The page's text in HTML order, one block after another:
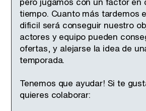
tiempo. Cuanto más tardemos
dificil será conseguir nuestro
actores y equipo pueden
ofertas, y alejarse la idea de
temporada.
Tenemos que ayudar! Si te
quieres colaborar: